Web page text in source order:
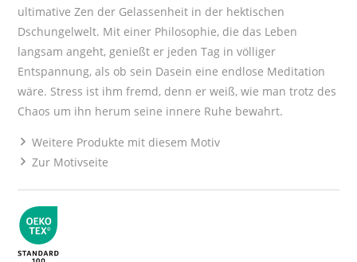
ultimative Zen der Gelassenheit in der hektischen
Dschungelwelt. Mit einer Philosophie, die das Leben
langsam angeht, genießt er jeden Tag in völliger
Entspannung, als ob sein Dasein eine endlose Meditation
wäre. Stress ist ihm fremd, denn er weiß, wie man trotz des
Chaos um ihn herum seine innere Ruhe bewahrt.
Weitere Produkte mit diesem Motiv
Zur Motivseite